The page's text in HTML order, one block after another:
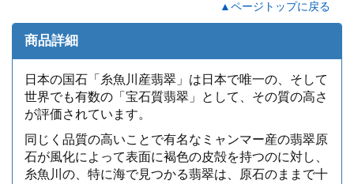
▲ページトップに戻る
商品詳細
日本の国石「糸魚川産翡翠」は日本で唯一の、そして
世界でも有数の「宝石質翡翠」として、その質の高さ
が評価されています。
同じく品質の高いことで有名なミャンマー産の翡翠原
石が風化によって表面に褐色の皮殻を持つのに対し、
糸魚川の、特に海で見つかる翡翠は、原石のままで十